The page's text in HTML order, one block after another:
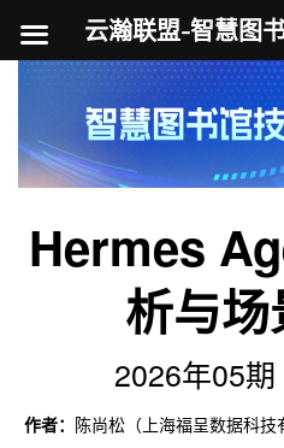
内
容
Hermes
析与
2026年05期
作者： 陈尚松（上海福呈数据科技
云瀚联盟-智慧图